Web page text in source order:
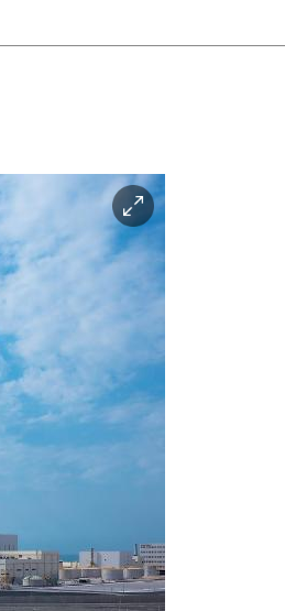
이
미
지
확
대